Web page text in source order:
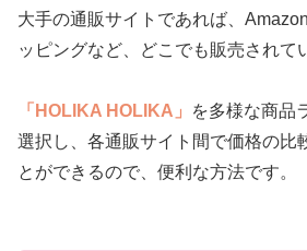
大手の通販サイトであれば、
ッピングなど、どこでも販売されて
「HOLIKA HOLIKA」
を多様な商品
選択し、各通販サイト間で価格の比
とができるので、便利な方法です。